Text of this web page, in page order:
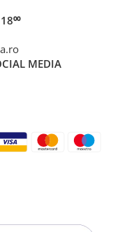
MEDIA